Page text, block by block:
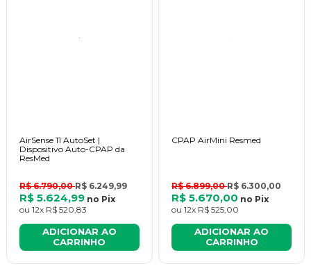
AirSense 11 AutoSet |
Dispositivo Auto-CPAP da
ResMed
R$ 6.790,00R$ 6.249,99
R$ 5.624,99 no Pix
ou 12x R$ 520,83
ADICIONAR AO
CARRINHO
CPAP AirMini Resmed
R$ 6.899,00R$ 6.300,00
R$ 5.670,00 no Pix
ou 12x R$ 525,00
ADICIONAR AO
CARRINHO